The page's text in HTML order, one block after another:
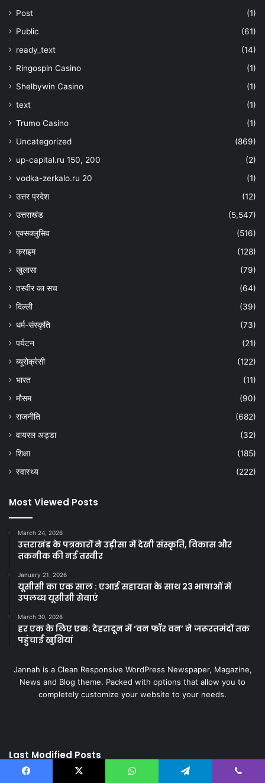
Post
(1)
Public
(61)
ready_text
(14)
Ringospin Casino
(1)
Shelbywin Casino
(1)
text
(1)
Trumo Casino
(1)
Uncategorized
(869)
up-capital.ru 150, 200
(2)
vodka-zerkalo.ru 20
(1)
उत्तर प्रदेश
(12)
उत्तराखंड
(5,547)
एक्सक्लुसिव
(516)
क्राइम
(128)
खुलासा
(79)
तस्वीर का सच
(64)
दिल्ली
(39)
धर्म-संस्कृति
(73)
पर्यटन
(21)
ब्यूरोक्रेसी
(122)
भारत
(11)
मौसम
(90)
राजनीति
(682)
वायरल अड्डा
(32)
शिक्षा
(185)
स्वास्थ्य
(222)
Most Viewed Posts
March 24, 2026
उत्तराखंड के पत्रकारों ने उड़ीसा में देखी संस्कृति, विकास और
तकनीक की नई तस्वीर
January 21, 2026
यूसीसी का एक साल : एआई सहायता के साथ 23 भाषाओं में
उपलब्ध यूसीसी सेवाएं
March 30, 2026
हर एक के लिए एक: देहरादून में ‘वन फॉर वन’ ने जरूरतमंदों तक
पहुंचाई खुशियां
Jannah is a Clean Responsive WordPress Newspaper, Magazine,
News and Blog theme. Packed with options that allow you to
completely customize your website to your needs.
Last Modified Posts